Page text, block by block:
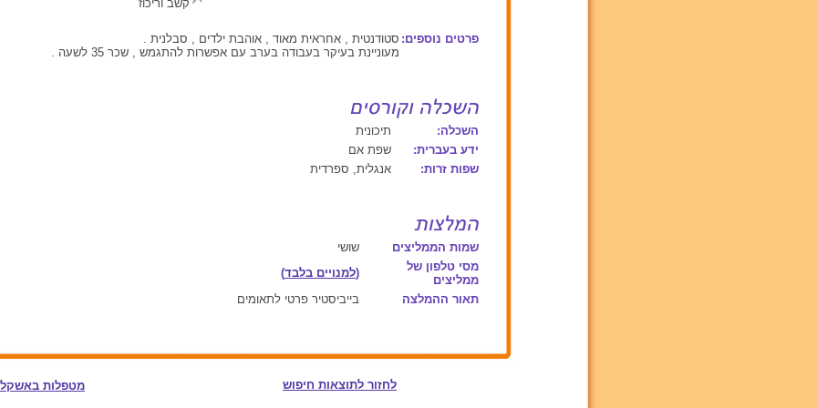
קשב וריכוז
פרטים נוספים: סטודנטית , אחראית מאוד , אוהבת ילדים , סבלנית .
מעוניינת בעיקר בעבודה בערב עם אפשרות להתגמש , שכר 35 לשעה .
השכלה:
תיכונית
ידע בעברית:
שפת אם
שפות זרות:
אנגלית, ספרדית
שמות הממליצים
שושי
מסי טלפון של
ממליצים
(למנויים בלבד)
תאור ההמלצה
בייביסטיר פרטי לתאומים
לחזור לתוצאות חיפוש מטפלות